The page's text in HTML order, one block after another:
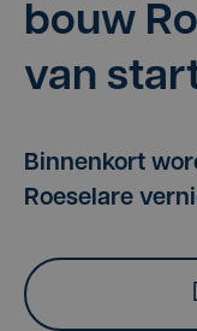
bouw
van
Binnenkort
Roeselare